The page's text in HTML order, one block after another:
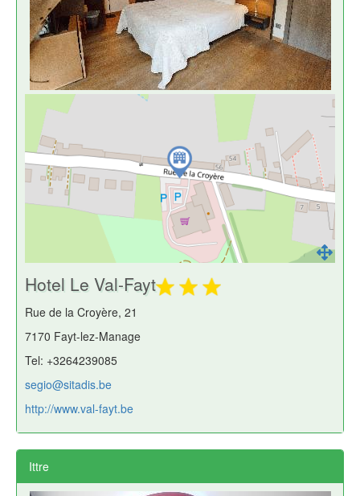
Hotel Le Val-Fayt
Rue de la Croyère, 21
7170 Fayt-lez-Manage
Tel: +3264239085
segio@sitadis.be
http://www.val-fayt.be
Ittre